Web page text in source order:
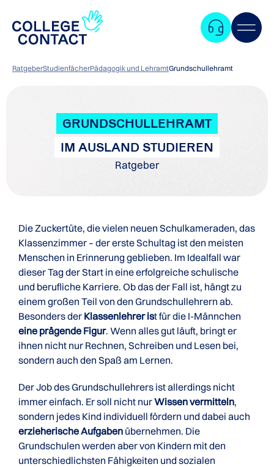
RatgeberStudienfächerPädagogik und LehramtGrundschullehramt
GRUNDSCHULLEHRAMT
IM AUSLAND STUDIEREN
Ratgeber
Die Zuckertüte, die vielen neuen Schulkameraden, das
Klassenzimmer – der erste Schultag ist den meisten
Menschen in Erinnerung geblieben. Im Idealfall war
dieser Tag der Start in eine erfolgreiche schulische
und berufliche Karriere. Ob das der Fall ist, hängt zu
einem großen Teil von den Grundschullehrern ab.
Besonders der Klassenlehrer ist für die I-Männchen
eine prägende Figur. Wenn alles gut läuft, bringt er
ihnen nicht nur Rechnen, Schreiben und Lesen bei,
sondern auch den Spaß am Lernen.
Der Job des Grundschullehrers ist allerdings nicht
immer einfach. Er soll nicht nurWissen vermitteln,
sondern jedes Kind individuell fördern und dabei auch
erzieherische Aufgaben übernehmen. Die
Grundschulen werden aber von Kindern mit den
unterschiedlichsten Fähigkeiten und sozialen